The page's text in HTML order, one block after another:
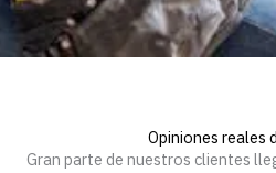
Opiniones reales
Gran parte de nuestros clientes